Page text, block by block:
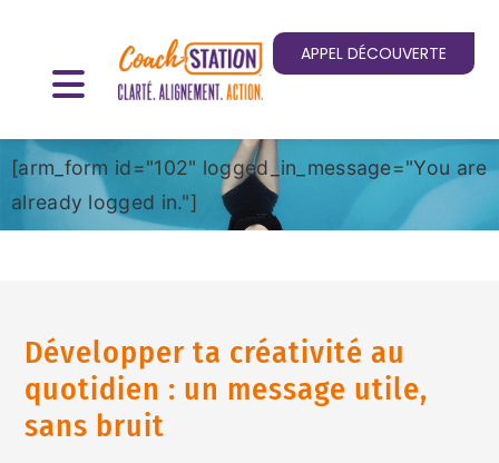
APPEL DÉCOUVERTE
[arm_form id="102" logged_in_message="You are
already logged in."]
Développer ta créativité au
quotidien : un message utile,
sans bruit